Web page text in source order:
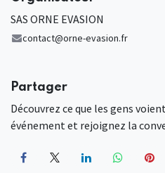
SAS ORNE EVASION
contact@orne-evasion.fr
Partager
Découvrez ce que les gens
événement et rejoignez la